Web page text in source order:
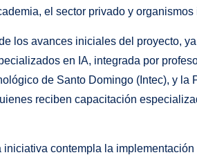
el sector privado y
los avances iniciales del proyecto,
en IA, integrada por
de Santo Domingo (Intec), y
reciben capacitación
iniciativa contempla la